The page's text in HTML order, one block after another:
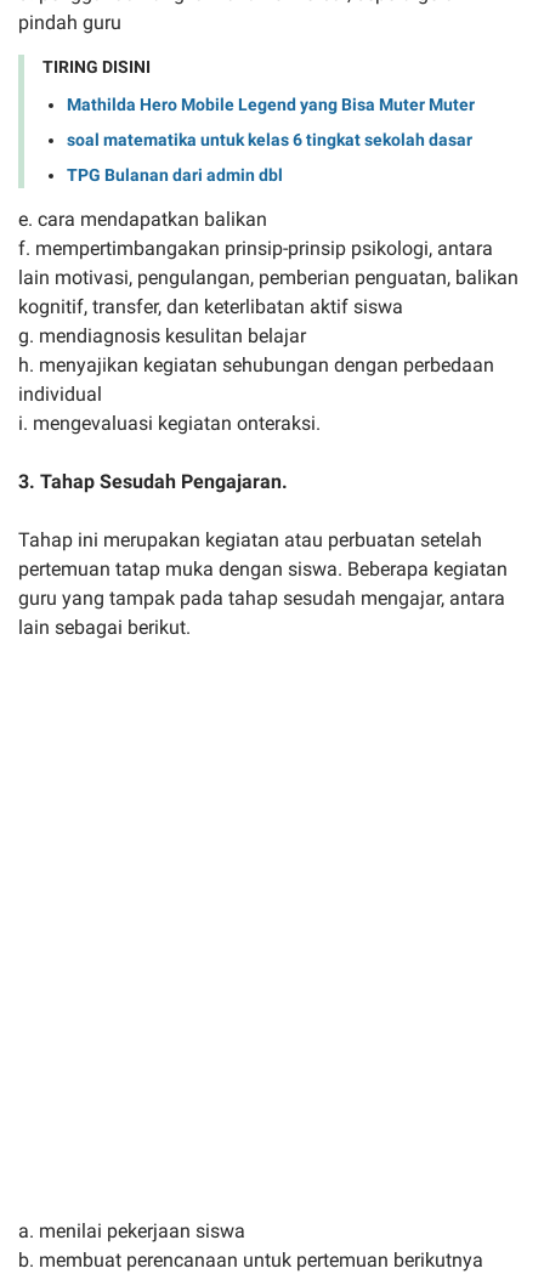
pindah guru
TIRING DISINI
Mathilda Hero Mobile Legend yang Bisa Muter Muter
soal matematika untuk kelas 6 tingkat sekolah dasar
TPG Bulanan dari admin dbl
e. cara mendapatkan balikan
f. mempertimbangakan prinsip-prinsip psikologi, antara
lain motivasi, pengulangan, pemberian penguatan, balikan
kognitif, transfer, dan keterlibatan aktif siswa
g. mendiagnosis kesulitan belajar
h. menyajikan kegiatan sehubungan dengan perbedaan
individual
i. mengevaluasi kegiatan onteraksi.
3. Tahap Sesudah Pengajaran.
Tahap ini merupakan kegiatan atau perbuatan setelah
pertemuan tatap muka dengan siswa. Beberapa kegiatan
guru yang tampak pada tahap sesudah mengajar, antara
lain sebagai berikut.
a. menilai pekerjaan siswa
b. membuat perencanaan untuk pertemuan berikutnya